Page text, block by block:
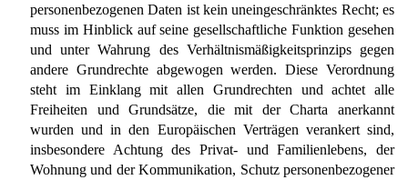
personenbezogenen Daten ist kein uneingeschränktes Recht; es
muss im Hinblick auf seine gesellschaftliche Funktion gesehen
und unter Wahrung des Verhältnismäßigkeitsprinzips gegen
andere Grundrechte abgewogen werden. Diese Verordnung
steht im Einklang mit allen Grundrechten und achtet alle
Freiheiten und Grundsätze, die mit der Charta anerkannt
wurden und in den Europäischen Verträgen verankert sind,
insbesondere Achtung des Privat- und Familienlebens, der
Wohnung und der Kommunikation, Schutz personenbezogener